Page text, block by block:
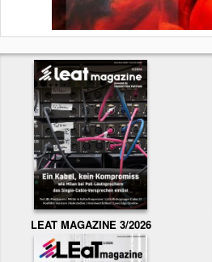
LEAT MAGAZINE 3/2026